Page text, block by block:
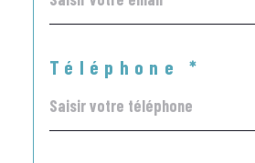
Téléphone *